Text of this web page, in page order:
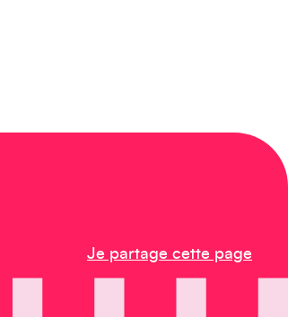
Je partage cette page